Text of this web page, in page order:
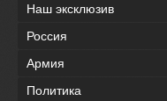
Наш эксклюзив
Россия
Армия
Политика